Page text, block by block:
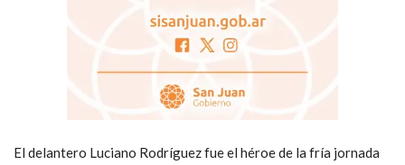
El delantero Luciano Rodríguez fue el héroe de la fría jornada